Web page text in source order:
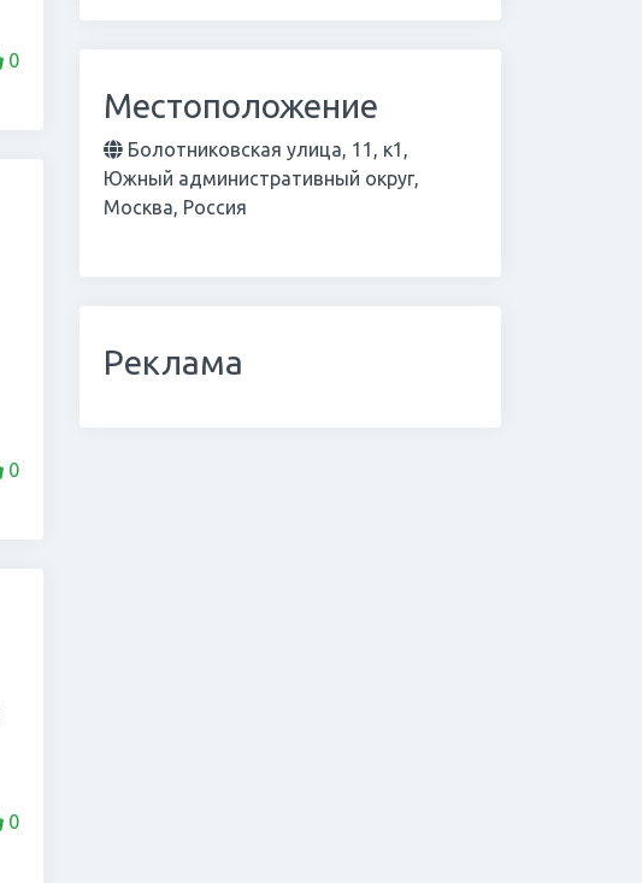
0
0
0
Местоположение
Болотниковская улица, 11, к1,
Южный административный округ,
Москва, Россия
Реклама